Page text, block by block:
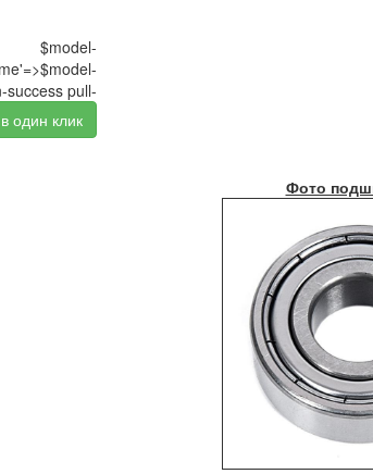
$model-
success pull-
один клик
Фото